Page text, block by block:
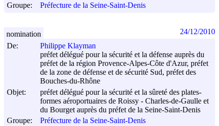
Groupe:
Préfecture de la Seine-Saint-Denis
De:
Philippe Klayman
préfet délégué pour la sécurité et la défense auprès du
préfet de la région Provence-Alpes-Côte d'Azur, préfet
de la zone de défense et de sécurité Sud, préfet des
Bouches-du-Rhône
Objet:
préfet délégué pour la sécurité et la sûreté des plates-
formes aéroportuaires de Roissy - Charles-de-Gaulle et
du Bourget auprès du préfet de la Seine-Saint-Denis
Groupe:
Préfecture de la Seine-Saint-Denis
nomination 24/12/2010